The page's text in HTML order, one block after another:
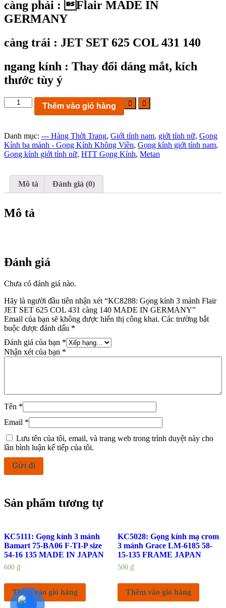
càng phải : Flair MADE IN
GERMANY
càng trái : JET SET 625 COL 431 140
ngang kính : Thay đổi dáng mắt, kích
thước tùy ý
KC8288:
Gọng
mảnh
Flair
JET
625
COL
431
140
MADE
Thêm vào giỏ hàng
Danh mục: --- Hàng Thời Trang, Giới tính nam, giới tính nữ, Gọng
Kính ba mảnh - Gọng Kính Không Viền, Gọng kính giới tính nam,
Gọng kính giới tính nữ, HTT Gọng Kính, Metan
Mô tả Đánh giá (0)
Mô tả
Đánh giá
Chưa có đánh giá nào.
Hãy là người đầu tiên nhận xét “KC8288: Gọng kính 3 mảnh Flair
JET SET 625 COL 431 càng 140 MADE IN GERMANY”
Email của bạn sẽ không được hiển thị công khai. Các trường bắt
buộc được đánh dấu *
Đánh giá của bạn *
Nhận xét của bạn *
Tên *
Email *
Lưu tên của tôi, email, và trang web trong trình duyệt này cho
lần bình luận kế tiếp của tôi.
Sản phẩm tương tự
KC5111: Gọng kính 3 mảnh
Bamart 75-BA06 F-TI-P size
54-16 135 MADE IN JAPAN
600 ₫
Thêm vào giỏ hàng
KC5028: Gọng kính mạ crom
3 mảnh Grace LM-6185 58-
15-135 FRAME JAPAN
500 ₫
Thêm vào giỏ hàng